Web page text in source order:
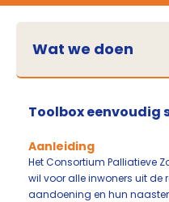
Wat we doen
Toolbox eenvoudig
Aanleiding
Het Consortium Palliatieve
wil voor alle inwoners uit de
aandoening en hun